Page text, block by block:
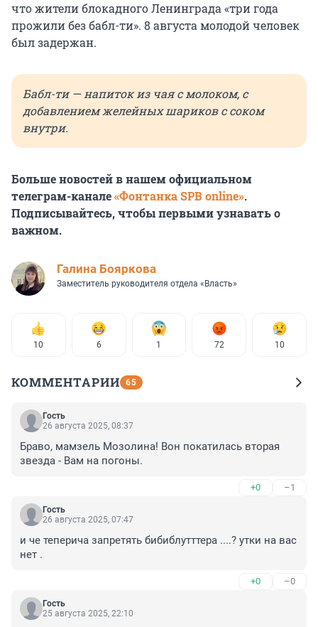
что жители блокадного Ленинграда «три года
прожили без бабл-ти». 8 августа молодой человек
был задержан.
Бабл-ти — напиток из чая с молоком, с
добавлением желейных шариков с соком
внутри.
Больше новостей в нашем официальном
телеграм-канале«Фонтанка SPB online».
Подписывайтесь, чтобы первыми узнавать о
важном.
Галина Бояркова
Заместитель руководителя отдела «Власть»
10 6 1 72 10
КОММЕНТАРИИ 65
Гость
26 августа 2025, 08:37
Браво, мамзель Мозолина! Вон покатилась вторая
звезда - Вам на погоны.
+0 –1
Гость
26 августа 2025, 07:47
и че теперича запретять бибиблутттера ....? утки на вас
нет .
+0 –0
Гость
25 августа 2025, 22:10